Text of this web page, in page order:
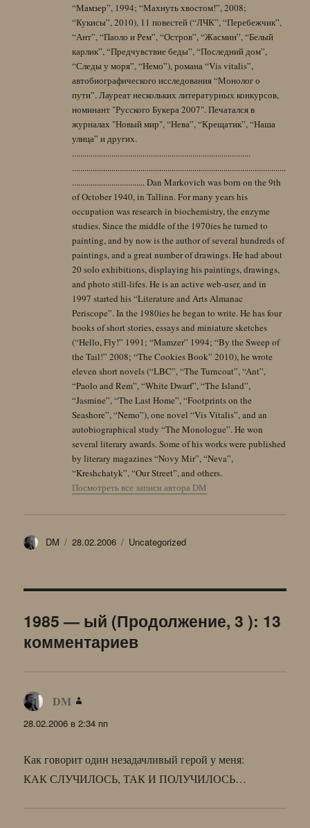
“Мамзер”, 1994; “Махнуть хвостом!”, 2008;
“Кукисы”, 2010), 11 повестей (“ЛЧК”, “Перебежчик”,
“Ант”, “Паоло и Рем”, “Остров”, “Жасмин”, “Белый
карлик”, “Предчувствие беды”, “Последний дом”,
“Следы у моря”, “Немо”), романа “Vis vitalis”,
автобиографического исследования “Монолог о
пути”. Лауреат нескольких литературных конкурсов,
номинант "Русского Букера 2007". Печатался в
журналах "Новый мир", “Нева”, “Крещатик”, “Наша
улица” и других.
......................................................................................
.......................................................................................................
................................... Dan Markovich was born on the 9th
of October 1940, in Tallinn. For many years his
occupation was research in biochemistry, the enzyme
studies. Since the middle of the 1970ies he turned to
painting, and by now is the author of several hundreds of
paintings, and a great number of drawings. He had about
20 solo exhibitions, displaying his paintings, drawings,
and photo still-lifes. He is an active web-user, and in
1997 started his “Literature and Arts Almanac
Periscope”. In the 1980ies he began to write. He has four
books of short stories, essays and miniature sketches
(“Hello, Fly!” 1991; “Mamzer” 1994; “By the Sweep of
the Tail!” 2008; “The Cookies Book” 2010), he wrote
eleven short novels (“LBC”, “The Turncoat”, “Ant”,
“Paolo and Rem”, “White Dwarf”, “The Island”,
“Jasmine”, “The Last Home”, “Footprints on the
Seashore”, “Nemo”), one novel “Vis Vitalis”, and an
autobiographical study “The Monologue”. He won
several literary awards. Some of his works were published
by literary magazines “Novy Mir”, “Neva”,
“Kreshchatyk”, “Our Street”, and others.
Посмотреть все записи автора DM
Автор
DM Опубликовано
28.02.2006 Рубрики
Uncategorized
1985 — ый (Продолжение, 3 ): 13
комментариев
DM
28.02.2006 в 2:34 пп
Как говорит один незадачливый герой у меня:
КАК СЛУЧИЛОСЬ, ТАК И ПОЛУЧИЛОСЬ…